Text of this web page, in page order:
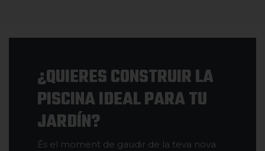
¿QUIERES CONSTRUIR LA
PISCINA IDEAL PARA TU
JARDÍN?
És el moment de gaudir de la teva nova